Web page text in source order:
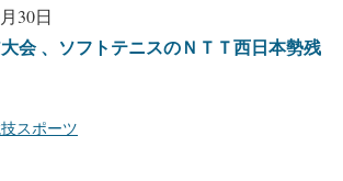
30日
会 、ソフトテニスのＮＴＴ西日本勢残
スポーツ